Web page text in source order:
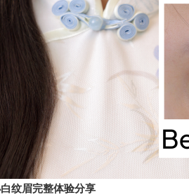
纹眉完整体验分享